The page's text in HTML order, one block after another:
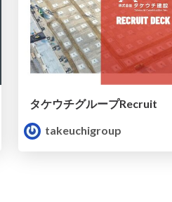
タケウチグループRecruit
takeuchigroup